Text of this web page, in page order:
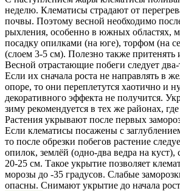
неделю. Клематисы страдают от
почвы. Поэтому весной необходимо
рыхления, особенно в южных областях,
посадку опилками (на юге), торфом (на
(слоем 3-5 см). Полезно также притенять
Весной отрастающие побеги следует два-
Если их сначала роста не направлять в
опоре, то они переплетутся хаотично и
декоративного эффекта не получится.
зиму рекомендуется в тех же районах,
Растения укрывают после первых
Если клематисы посажены с
то после обрезки побегов растение
опилок, землёй (одно-два ведра на
20-25 см. Такое укрытие позволяет
морозы до -35 градусов. Слабые
опасны. Снимают укрытие до начала